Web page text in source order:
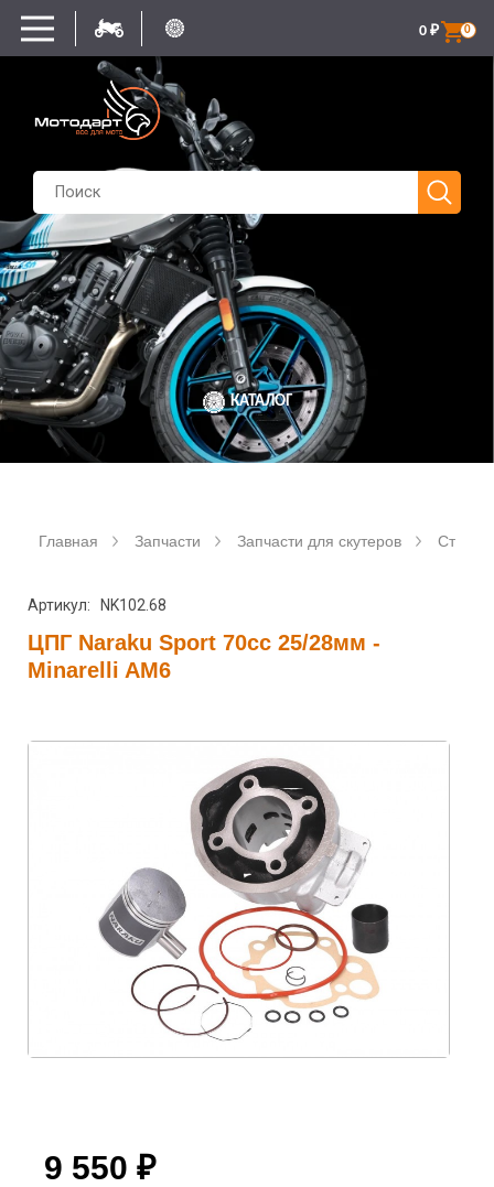
0
0 ₽
КАТАЛОГ
Главная Запчасти Запчасти для скутеров
Артикул: NK102.68
ЦПГ Naraku Sport 70cc 25/28мм -
Minarelli AM6
9 550 ₽